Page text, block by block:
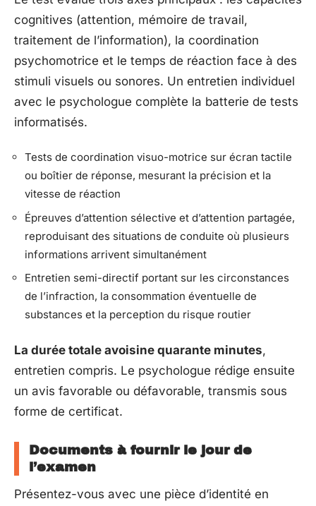
cognitives (attention, mémoire de travail,
traitement de l’information), la coordination
psychomotrice et le temps de réaction face à des
stimuli visuels ou sonores. Un entretien individuel
avec le psychologue complète la batterie de tests
informatisés.
Tests de coordination visuo-motrice sur écran tactile
ou boîtier de réponse, mesurant la précision et la
vitesse de réaction
Épreuves d’attention sélective et d’attention partagée,
reproduisant des situations de conduite où plusieurs
informations arrivent simultanément
Entretien semi-directif portant sur les circonstances
de l’infraction, la consommation éventuelle de
substances et la perception du risque routier
La durée totale avoisine quarante minutes,
entretien compris. Le psychologue rédige ensuite
un avis favorable ou défavorable, transmis sous
forme de certificat.
Documents à fournir le jour de
l’examen
Présentez-vous avec une pièce d’identité en